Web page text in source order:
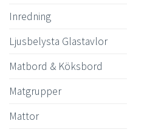
Inredning
Ljusbelysta Glastavlor
Matbord & Köksbord
Matgrupper
Mattor